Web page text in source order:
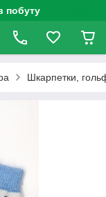
побуту
Шкарпетки,